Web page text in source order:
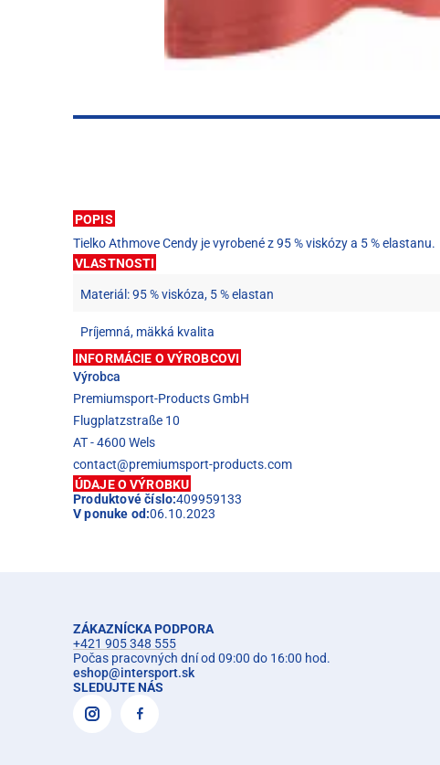
POPIS
Tielko Athmove Cendy je vyrobené z 95 % viskózy a 5 % elastanu.
VLASTNOSTI
Materiál: 95 % viskóza, 5 % elastan
Príjemná, mäkká kvalita
INFORMÁCIE O VÝROBCOVI
Výrobca
Premiumsport-Products GmbH
Flugplatzstraße 10
AT - 4600 Wels
contact@premiumsport-products.com
ÚDAJE O VÝROBKU
Produktové číslo:409959133
V ponuke od:06.10.2023
ZÁKAZNÍCKA PODPORA
+421 905 348 555
Počas pracovných dní od 09:00 do 16:00 hod.
eshop@intersport.sk
SLEDUJTE NÁS